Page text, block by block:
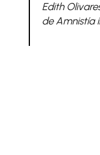
Edith
de Amnistía